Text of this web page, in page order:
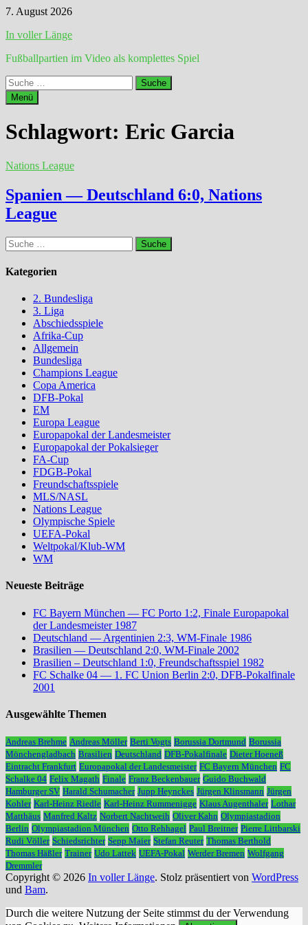
Zum
springen
7. August 2026
In voller Länge
Fußballpartien im Video als komplettes Spiel
Suche
nach:
Menü
Schlagwort: Eric Garcia
Nations League
Spanien — Deutschland 6:0, Nations
League
Suche
nach:
Kategorien
2. Bundesliga
3. Liga
Abschiedsspiele
Afrika-Cup
Allgemein
Bundesliga
Champions League
Copa America
DFB-Pokal
EM
Europa League
Europapokal der Landesmeister
Europapokal der Pokalsieger
FA-Cup
FDGB-Pokal
Freundschaftsspiele
MLS/NASL
Nations League
Olympische Spiele
UEFA-Pokal
Weltpokal/Klub-WM
WM
Neueste Beiträge
FC Bayern München — FC Porto 1:2, Finale Europapokal
der Landesmeister 1987
Deutschland — Argentinien 2:3, WM-Finale 1986
Brasilien — Deutschland 2:0, WM-Finale 2002
Brasilien – Deutschland 1:0, Freundschaftsspiel 1982
FC Schalke 04 — 1. FC Union Berlin 2:0, DFB-Pokalfinale
2001
Ausgewählte Themen
Andreas Brehme Andreas Möller Berti Vogts Borussia Dortmund Borussia
Mönchengladbach Brasilien Deutschland DFB-Pokalfinale Dieter Hoeneß
Eintracht Frankfurt Europapokal der Landesmeister FC Bayern München FC
Schalke 04 Felix Magath Finale Franz Beckenbauer Guido Buchwald
Hamburger SV Harald Schumacher Jupp Heynckes Jürgen Klinsmann Jürgen
Kohler Karl-Heinz Riedle Karl-Heinz Rummenigge Klaus Augenthaler Lothar
Matthäus Manfred Kaltz Norbert Nachtweih Oliver Kahn Olympiastadion
Berlin Olympiastadion München Otto Rehhagel Paul Breitner Pierre Littbarski
Rudi Völler Schiedsrichter Sepp Maier Stefan Reuter Thomas Berthold
Thomas Häßler Trainer Udo Lattek UEFA-Pokal Werder Bremen Wolfgang
Dremmler
Copyright © 2026 In voller Länge. Stolz präsentiert von WordPress
und Bam.
Durch die weitere Nutzung der Seite stimmst du der Verwendung